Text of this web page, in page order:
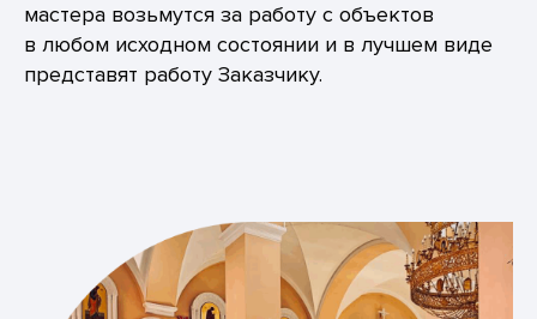
мастера возьмутся за работу с объектов
в любом исходном состоянии и в лучшем виде
представят работу Заказчику.